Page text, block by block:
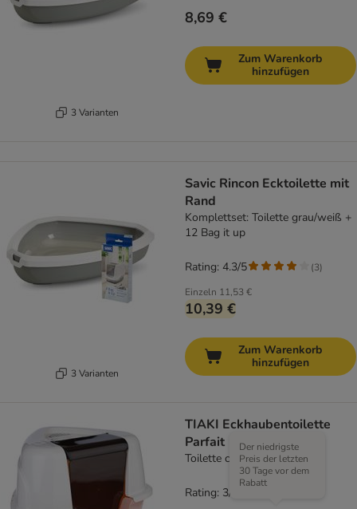
3 Varianten
8,69 €
Zum Warenkorb
hinzufügen
3 Varianten
Savic Rincon Ecktoilette mit
Rand
Komplettset: Toilette grau/weiß +
12 Bag it up
Einzeln 11,53 €
10,39 €
Rating: 4.3/5 (3)
Zum Warenkorb
hinzufügen
TIAKI Eckhaubentoilette
Parfait
Toilette creme / rosa
Der niedrigste
Preis der letzten
30 Tage vor dem
Rabatt
Rating: 3/5